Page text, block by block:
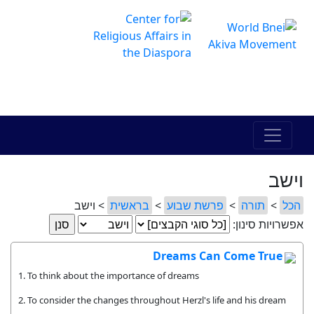
וישב
הכל > תורה > פרשת שבוע > בראשית > וישב
אפשרויות סינון:
Dreams Can Come True
1. To think about the importance of dreams
2. To consider the changes throughout Herzl's life and his dream